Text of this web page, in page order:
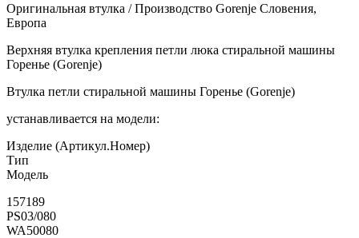
Оригинальная втулка / Производство Gorenje Словения,
Европа
Верхняя втулка крепления петли люка стиральной машины
Горенье (Gorenje)
Втулка петли стиральной машины Горенье (Gorenje)
устанавливается на модели:
Изделие (Артикул.Номер)
Тип
Модель
157189
PS03/080
WA50080